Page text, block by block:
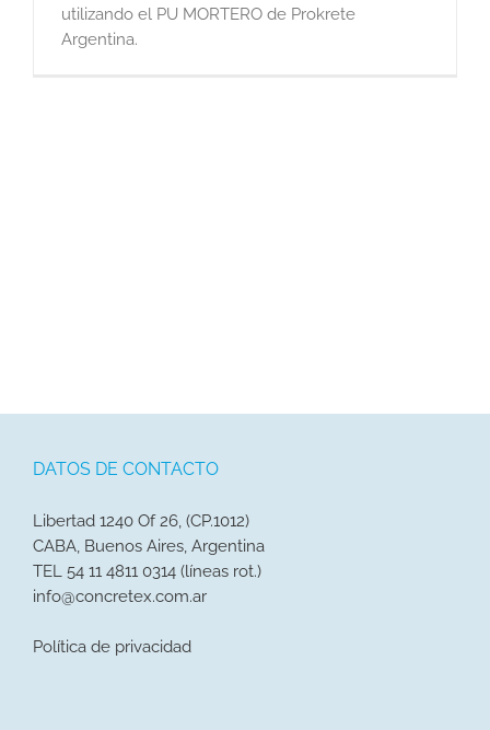
utilizando el PU MORTERO de Prokrete
Argentina.
DATOS DE CONTACTO
Libertad 1240 Of 26, (CP.1012)
CABA, Buenos Aires, Argentina
TEL 54 11 4811 0314 (líneas rot.)
info@concretex.com.ar
Política de privacidad